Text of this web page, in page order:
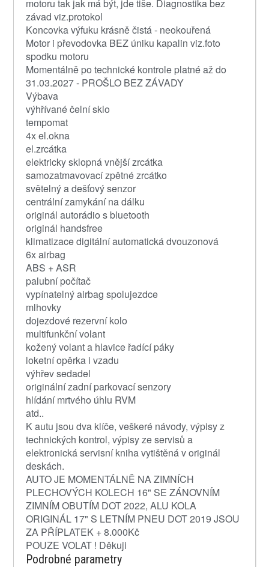
motoru tak jak má být, jde tiše. Diagnostika bez
závad viz.protokol
Koncovka výfuku krásně čistá - neokouřená
Motor i převodovka BEZ úniku kapalin viz.foto
spodku motoru
Momentálně po technické kontrole platné až do
31.03.2027 - PROŠLO BEZ ZÁVADY
Výbava
výhřívané čelní sklo
tempomat
4x el.okna
el.zrcátka
elektricky sklopná vnější zrcátka
samozatmavovací zpětné zrcátko
světelný a dešťový senzor
centrální zamykání na dálku
originál autorádio s bluetooth
originál handsfree
klimatizace digitální automatická dvouzonová
6x airbag
ABS + ASR
palubní počítač
vypínatelný airbag spolujezdce
mlhovky
dojezdové rezervní kolo
multifunkční volant
kožený volant a hlavice řadící páky
loketní opěrka i vzadu
výhřev sedadel
originální zadní parkovací senzory
hlídání mrtvého úhlu RVM
atd..
K autu jsou dva klíče, veškeré návody, výpisy z
technických kontrol, výpisy ze servisů a
elektronická servisní kniha vytištěná v originál
deskách.
AUTO JE MOMENTÁLNĚ NA ZIMNÍCH
PLECHOVÝCH KOLECH 16" SE ZÁNOVNÍM
ZIMNÍM OBUTÍM DOT 2022, ALU KOLA
ORIGINÁL 17" S LETNÍM PNEU DOT 2019 JSOU
ZA PŘÍPLATEK + 8.000Kč
POUZE VOLAT ! Děkuji
Podrobné parametry